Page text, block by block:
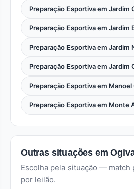
Preparação Esportiva em Jardim
Preparação Esportiva em Jardim
Preparação Esportiva em Jardim
Preparação Esportiva em Jardim
Preparação Esportiva em Manoel
Preparação Esportiva em Monte
Outras situações em
Escolha pela situação — match
por leilão.